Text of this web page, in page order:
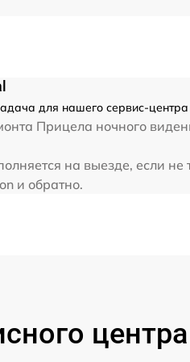
для нашего сервис-
Прицела ночного
на выезде, если не
и обратно.
центра